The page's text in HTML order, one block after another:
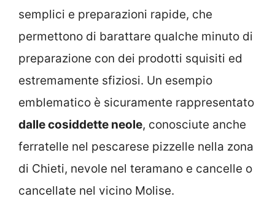
semplici e preparazioni rapide, che
permettono di barattare qualche minuto di
preparazione con dei prodotti squisiti ed
estremamente sfiziosi. Un esempio
emblematico è sicuramente rappresentato
dalle cosiddette neole, conosciute anche
ferratelle nel pescarese pizzelle nella zona
di Chieti, nevole nel teramano e cancelle o
cancellate nel vicino Molise.